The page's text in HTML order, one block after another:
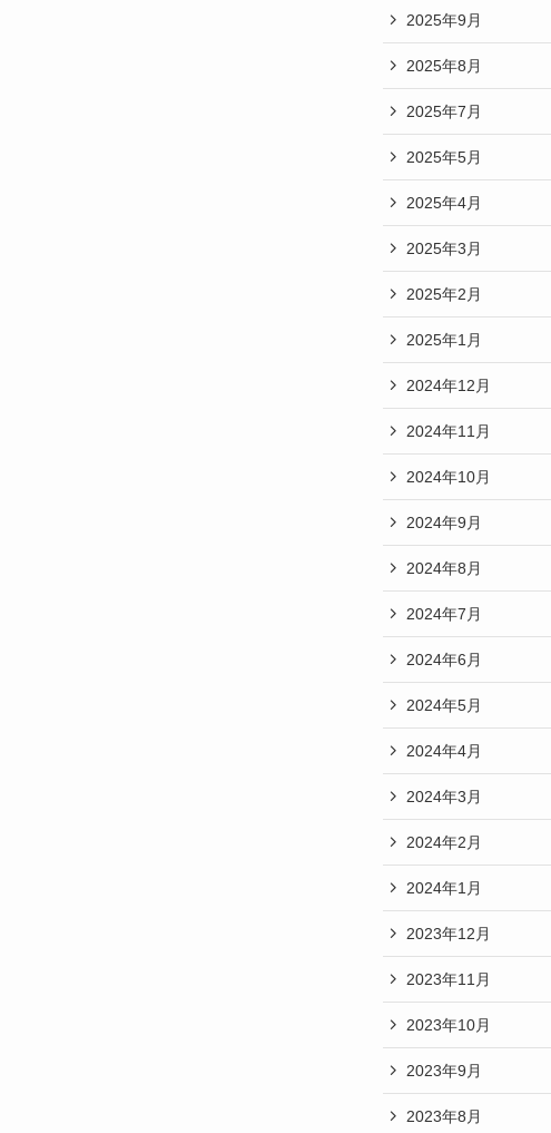
2025年9月
2025年8月
2025年7月
2025年5月
2025年4月
2025年3月
2025年2月
2025年1月
2024年12月
2024年11月
2024年10月
2024年9月
2024年8月
2024年7月
2024年6月
2024年5月
2024年4月
2024年3月
2024年2月
2024年1月
2023年12月
2023年11月
2023年10月
2023年9月
2023年8月